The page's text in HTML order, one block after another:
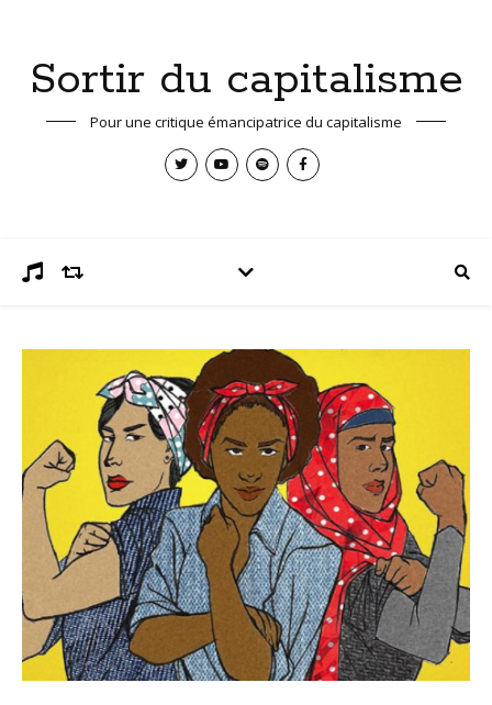
Sortir du capitalisme
Pour une critique émancipatrice du capitalisme